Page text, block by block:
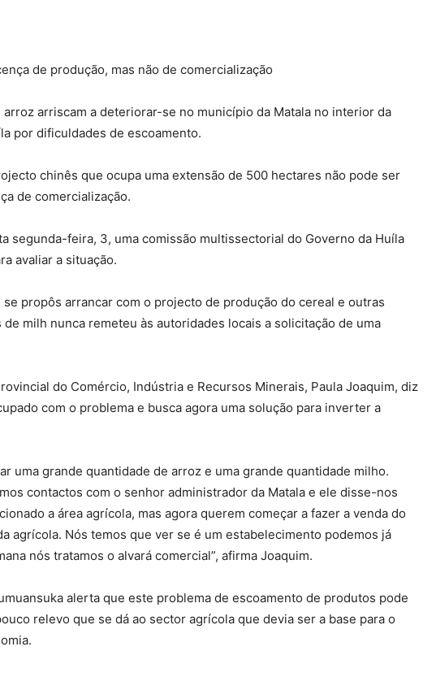
de produção, mas não de comercialização
arriscam a deteriorar-se no município da Matala no interior da
por dificuldades de escoamento.
chinês que ocupa uma extensão de 500 hectares não pode ser
de comercialização.
segunda-feira, 3, uma comissão multissectorial do Governo da Huíla
avaliar a situação.
propôs arrancar com o projecto de produção do cereal e outras
milh nunca remeteu às autoridades locais a solicitação de uma
do Comércio, Indústria e Recursos Minerais, Paula Joaquim, diz
com o problema e busca agora uma solução para inverter a
uma grande quantidade de arroz e uma grande quantidade milho.
contactos com o senhor administrador da Matala e ele disse-nos
a área agrícola, mas agora querem começar a fazer a venda do
agrícola. Nós temos que ver se é um estabelecimento podemos já
nós tratamos o alvará comercial”, afirma Joaquim.
alerta que este problema de escoamento de produtos pode
relevo que se dá ao sector agrícola que devia ser a base para o